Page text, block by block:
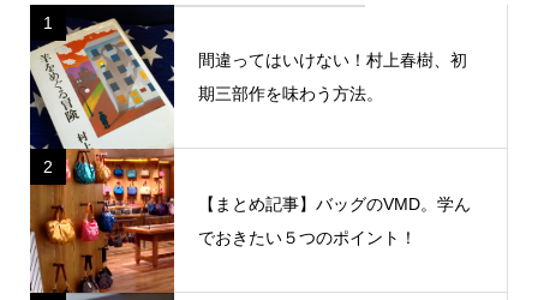
1
間違ってはいけない！村上春樹、初
期三部作を味わう方法。
2
【まとめ記事】バッグのVMD。学ん
でおきたい５つのポイント！